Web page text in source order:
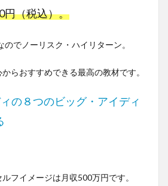
円（税込）。
のでノーリスク・ハイリターン。
らおすすめできる最高の教材です。
の８つのビッグ・アイディ
フイメージは月収500万円です。